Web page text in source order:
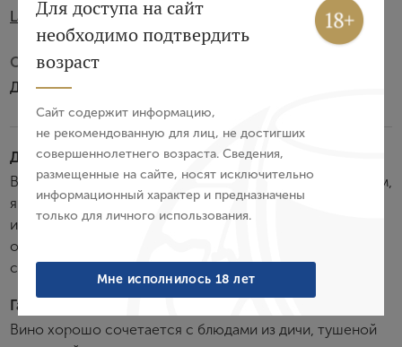
Дегустационные характеристики:
Вино обладает насыщенным рубиново-красным цветом,
яркими ароматами ежевики и красной смородины. В
интенсивном, хорошо сбалансированном вкусе
ощущаются нотки ванили и какао, переходящие в
сладкие дубовые тона в интригующем послевкусии.
Гастрономия:
Вино хорошо сочетается с блюдами из дичи, тушеной
La Rural Vinedos y Bodegas S.A.LTDA
Субзона:
Долина Уко
Для доступа на сайт
необходимо подтвердить
возраст
Сайт содержит информацию,
не рекомендованную для лиц, не достигших
совершеннолетнего возраста. Сведения,
размещенные на сайте, носят исключительно
информационный характер и предназначены
только для личного использования.
Мне исполнилось 18 лет
Пароль
Войти
Создание учетной записи